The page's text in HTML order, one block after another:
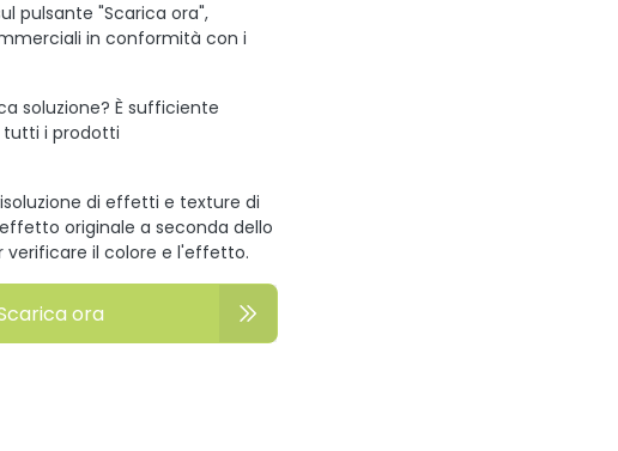
pulsante "Scarica ora",
in conformità con i
soluzione? È sufficiente
tutti i prodotti
di effetti e texture di
originale a seconda dello
verificare il colore e l'effetto.
ora